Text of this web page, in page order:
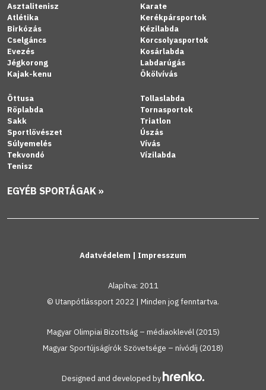
Asztalitenisz
Atlétika
Birkózás
Cselgáncs
Evezés
Jégkorong
Kajak-kenu
Karate
Kerékpársportok
Kézilabda
Korcsolyasportok
Kosárlabda
Labdarúgás
Ökölvívás
Öttusa
Röplabda
Sakk
Sportlövészet
Súlyemelés
Tekvondó
Tenisz
Tollaslabda
Tornasportok
Triatlon
Úszás
Vívás
Vízilabda
EGYÉB SPORTÁGAK »
Adatvédelem | Impresszum
Alapítva: 2011
© Utanpótlássport 2022 | Minden jog fenntartva.
Magyar Olimpiai Bizottság – médiaoklevél (2015)
Magyar Sportújságírók Szövetsége – nívódíj (2018)
Designed and developed by